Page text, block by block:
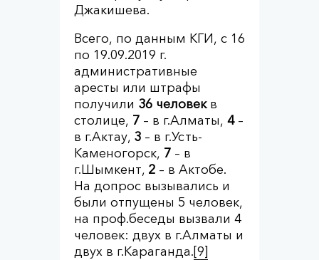
Джакишева.
Всего, по данным КГИ, с 16
по 19.09.2019 г.
административные
аресты или штрафы
получили 36 человекв
столице, 7 – в г.Алматы, 4–
в г.Актау, 3 – в г.Усть-
Каменогорск, 7 – в
г.Шымкент, 2 – в Актобе.
На допрос вызывались и
были отпущены 5 человек,
на проф.беседы вызвали 4
человек: двух в г.Алматы и
двух в г.Караганда.[9]